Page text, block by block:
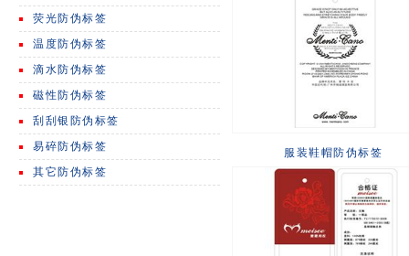
荧光防伪标签
温度防伪标签
滴水防伪标签
磁性防伪标签
刮刮银防伪标签
易碎防伪标签
其它防伪标签
服装鞋帽防伪标签